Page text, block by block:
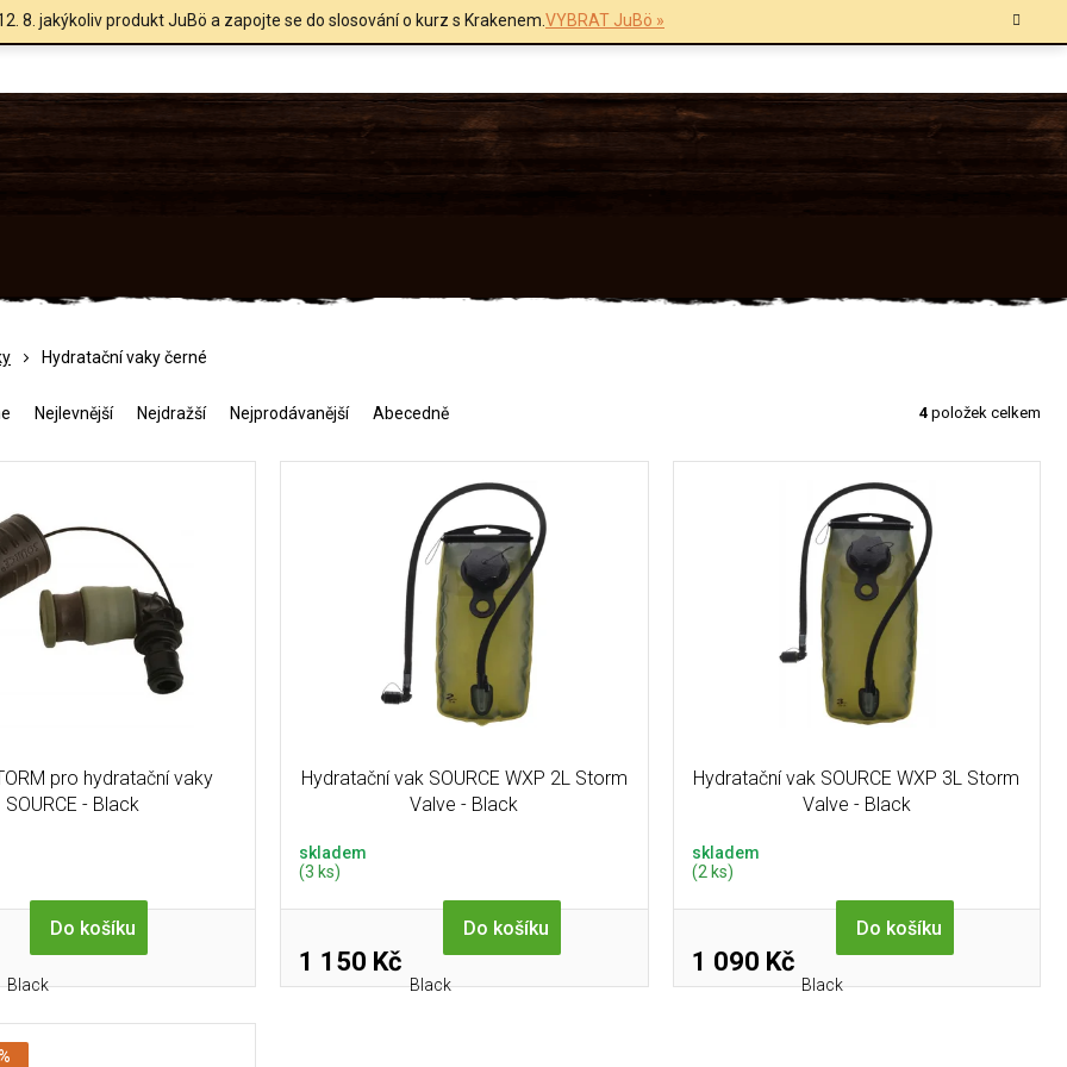
8. jakýkoliv produkt JuBö a zapojte se do slosování o kurz s Krakenem.VYBRAT JuBö »
Hydratační vaky černé
Nejlevnější Nejdražší Nejprodávanější Abecedně 4 položek celkem
pro hydratační vaky
SOURCE - Black
Do košíku
Black
Hydratační vak SOURCE WXP 2L Storm
Valve - Black
skladem
(3 ks)
1 150 Kč
Do košíku
Black
Hydratační vak SOURCE WXP 3L Storm
Valve - Black
skladem
(2 ks)
1 090 Kč
Do košíku
Black